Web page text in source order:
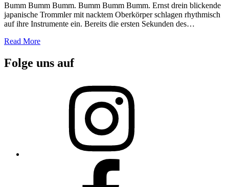
Bumm Bumm Bumm. Bumm Bumm Bumm. Ernst drein blickende
japanische Trommler mit nacktem Oberkörper schlagen rhythmisch
auf ihre Instrumente ein. Bereits die ersten Sekunden des…
Read More
Folge uns auf